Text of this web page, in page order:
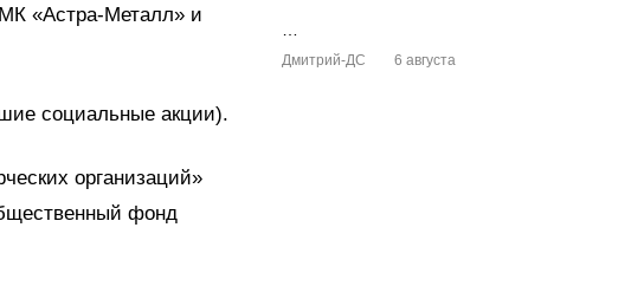
«Астра-Металл» и
социальные акции).
организаций»
фонд
Дмитрий-ДС 6 августа